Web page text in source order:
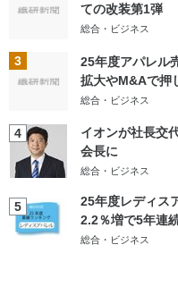
ての改装第1弾
総合・ビジネス
3
25年度アパレ
拡大やM&Aで押
総合・ビジネス
4
イオンが社長
会長に
総合・ビジネス
5
25年度レディス
2.2％増で5年連
総合・ビジネス